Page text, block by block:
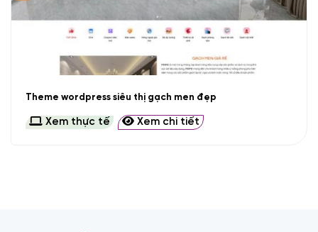
Theme wordpress siêu thị gạch men đẹp
Xem thực tế Xem chi tiết